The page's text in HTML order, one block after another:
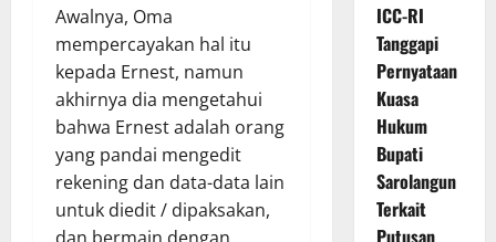
Awalnya, Oma
mempercayakan hal itu
kepada Ernest, namun
akhirnya dia mengetahui
bahwa Ernest adalah orang
yang pandai mengedit
rekening dan data-data lain
untuk diedit / dipaksakan,
ICC-RI
Tanggapi
Pernyataan
Kuasa
Hukum
Bupati
Sarolangun
Terkait